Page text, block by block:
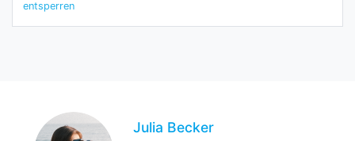
entsperren
Julia Becker